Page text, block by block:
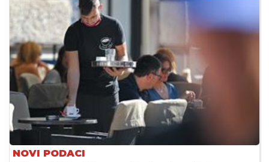
NOVI PODACI